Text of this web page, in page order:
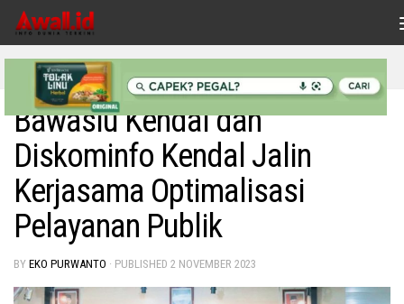
Skip to content
INDONESIAKU
Bawaslu Kendal dan
Diskominfo Kendal Jalin
Kerjasama Optimalisasi
Pelayanan Publik
BY EKO PURWANTO · PUBLISHED 2 NOVEMBER 2023